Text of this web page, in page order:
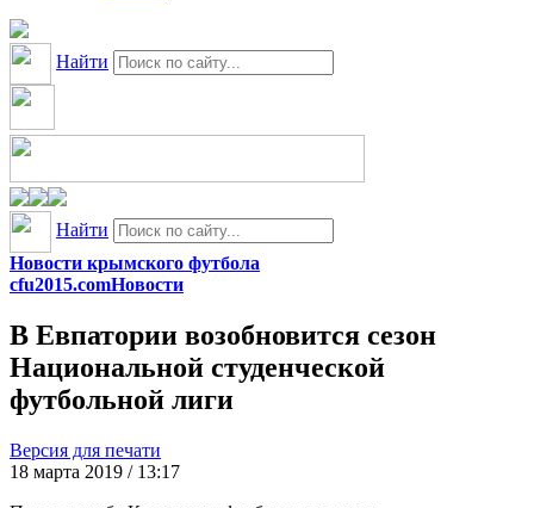
Найти
Найти
Новости крымского футбола
cfu2015.comНовости
В Евпатории возобновится сезон
Национальной студенческой
футбольной лиги
Версия для печати
18 марта 2019 / 13:17